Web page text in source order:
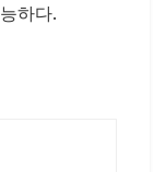
하다.